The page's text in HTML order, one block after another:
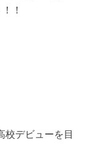
！
校デビューを目